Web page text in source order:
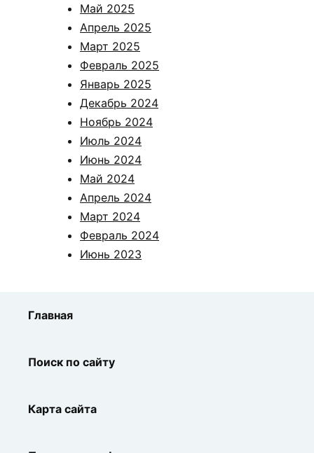
Май 2025
Апрель 2025
Март 2025
Февраль 2025
Январь 2025
Декабрь 2024
Ноябрь 2024
Июль 2024
Июнь 2024
Май 2024
Апрель 2024
Март 2024
Февраль 2024
Июнь 2023
Главная
Поиск по сайту
Карта сайта